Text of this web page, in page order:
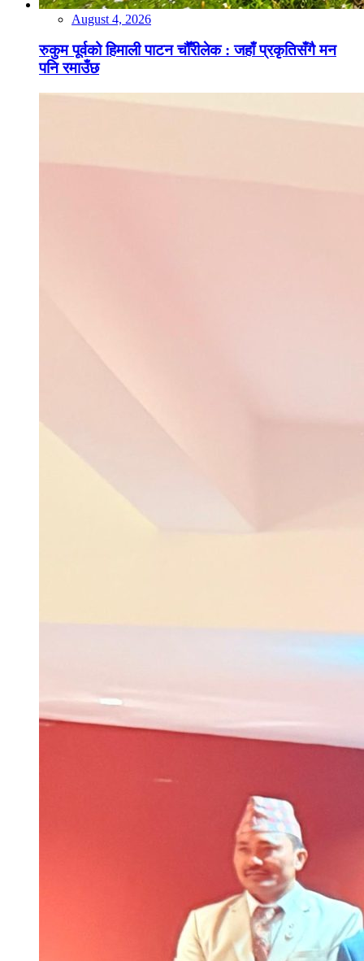
August 4, 2026
रुकुम पूर्वको हिमाली पाटन चौँरीलेक : जहाँ प्रकृतिसँगै मन
पनि रमाउँछ